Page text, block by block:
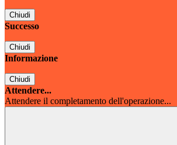
Chiudi
Successo
Chiudi
Informazione
Chiudi
Attendere...
Attendere il completamento dell'operazione...